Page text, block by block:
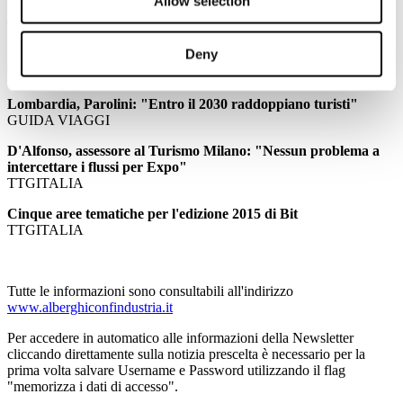
Deny
La Borsa dei siti Unesco in anteprima alla Bit
TRAVELNOSTOP
Pronta la nuova Bit di Milano dell'anno di Expo tra lusso e mice
TRAVELNOSTOP
Lombardia, Parolini: "Entro il 2030 raddoppiano turisti"
GUIDA VIAGGI
D'Alfonso, assessore al Turismo Milano: "Nessun problema a
intercettare i flussi per Expo"
TTGITALIA
Cinque aree tematiche per l'edizione 2015 di Bit
TTGITALIA
Tutte le informazioni sono consultabili all'indirizzo
www.alberghiconfindustria.it
Per accedere in automatico alle informazioni della Newsletter
cliccando direttamente sulla notizia prescelta è necessario per la
prima volta salvare Username e Password utilizzando il flag
"memorizza i dati di accesso".